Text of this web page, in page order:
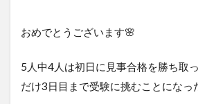
おめでとうございます🌸
5人中4人は初日に見事合格を勝ち取
だけ3日目まで受験に挑むことになっ